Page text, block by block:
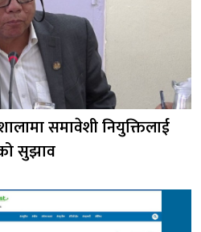
समावेशी नियुक्तिलाई
सुझाव